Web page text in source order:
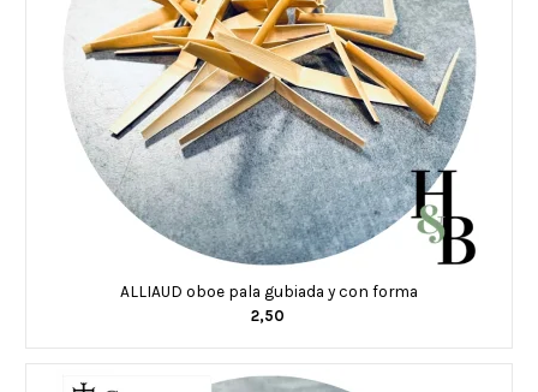
ALLIAUD oboe pala gubiada y con forma
2,50